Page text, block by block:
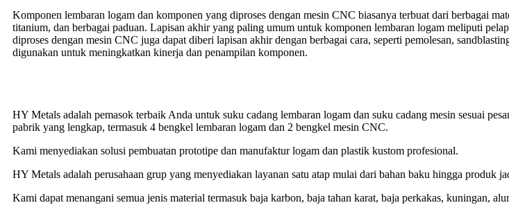
Komponen lembaran logam dan komponen yang diproses dengan mesin CNC biasanya terbuat dari berbagai
titanium, dan berbagai paduan. Lapisan akhir yang paling umum untuk komponen lembaran logam meliputi
diproses dengan mesin CNC juga dapat diberi lapisan akhir dengan berbagai cara, seperti pemolesan,
digunakan untuk meningkatkan kinerja dan penampilan komponen.
HY Metals adalah pemasok terbaik Anda untuk suku cadang lembaran logam dan suku cadang mesin sesuai
pabrik yang lengkap, termasuk 4 bengkel lembaran logam dan 2 bengkel mesin CNC.
Kami menyediakan solusi pembuatan prototipe dan manufaktur logam dan plastik kustom profesional.
HY Metals adalah perusahaan grup yang menyediakan layanan satu atap mulai dari bahan baku hingga produk
Kami dapat menangani semua jenis material termasuk baja karbon, baja tahan karat, baja perkakas, kuningan,